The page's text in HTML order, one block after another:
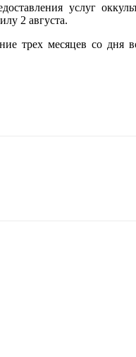
услуг
2 августа.
трех месяцев со дня